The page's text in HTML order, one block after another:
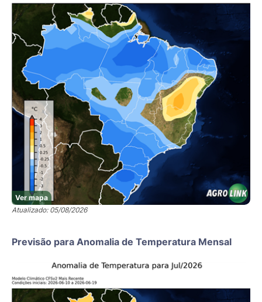
Ver mapa
Atualizado: 05/08/2026
Previsão para Anomalia de Temperatura Mensal